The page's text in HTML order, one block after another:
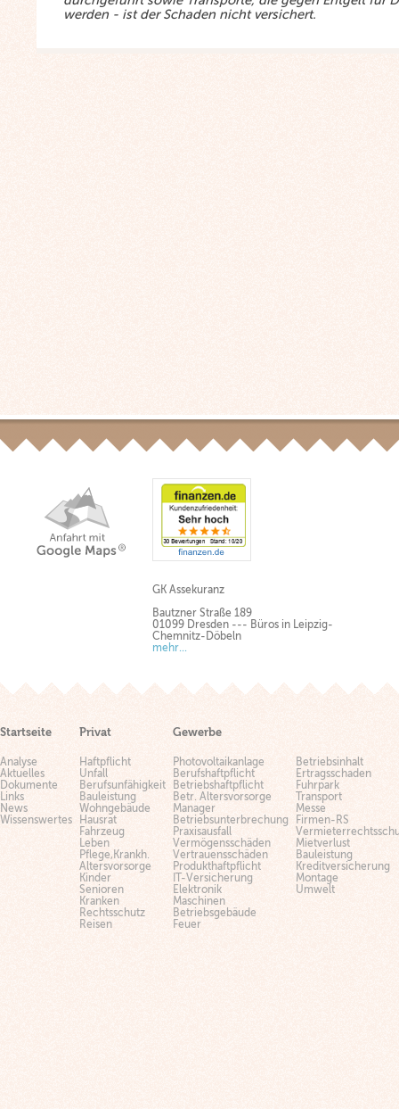
werden - ist der Schaden nicht versichert.
GK Assekuranz
Bautzner Straße 189
01099 Dresden --- Büros in Leipzig-
Chemnitz-Döbeln
mehr...
Startseite
Analyse
Aktuelles
Dokumente
Links
News
Wissenswertes
Privat
Haftpflicht
Unfall
Berufsunfähigkeit
Bauleistung
Wohngebäude
Hausrat
Fahrzeug
Leben
Pflege,Krankh.
Altersvorsorge
Kinder
Senioren
Kranken
Rechtsschutz
Reisen
Gewerbe
Photovoltaikanlage
Berufshaftpflicht
Betriebshaftpflicht
Betr. Altersvorsorge
Manager
Betriebsunterbrechung
Praxisausfall
Vermögensschäden
Vertrauensschäden
Produkthaftpflicht
IT-Versicherung
Elektronik
Maschinen
Betriebsgebäude
Feuer
Betriebsinhalt
Ertragsschaden
Fuhrpark
Transport
Messe
Firmen-RS
Mietverlust
Bauleistung
Kreditversicherung
Montage
Umwelt